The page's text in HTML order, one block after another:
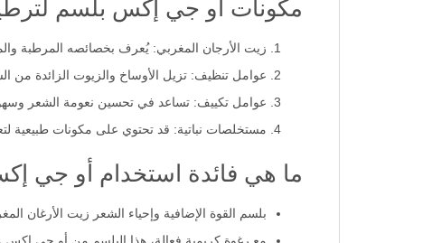
مكونات أو جي إكس بلسم
زيت الأرجان المغربي: يُعرف بخصائصه المرطبة
عوامل تنظيف: تزيل الأوساخ والزيوت الزائدة من
عوامل تكييف: تساعد في تحسين نعومة الشعر
مستخلصات نباتية: قد تحتوي على مكونات طبيعية
ما هي فائدة استخدام أو جي
بلسم القوة الإضافية وإحياء الشعر زيت الأرغان